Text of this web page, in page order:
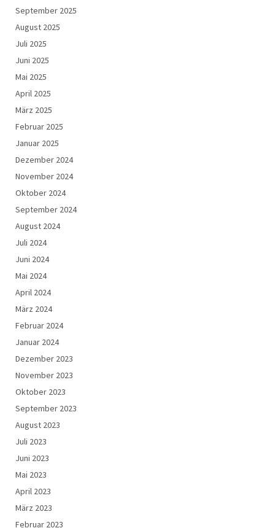
September 2025
August 2025
Juli 2025
Juni 2025
Mai 2025
April 2025
März 2025
Februar 2025
Januar 2025
Dezember 2024
November 2024
Oktober 2024
September 2024
August 2024
Juli 2024
Juni 2024
Mai 2024
April 2024
März 2024
Februar 2024
Januar 2024
Dezember 2023
November 2023
Oktober 2023
September 2023
August 2023
Juli 2023
Juni 2023
Mai 2023
April 2023
März 2023
Februar 2023